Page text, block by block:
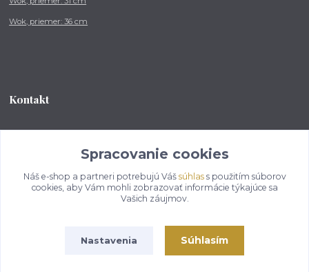
Wok, priemer: 36 cm
Kontakt
od 8:00 - do 16:00 hod
info@kotlikovesupravy.sk
Spracovanie cookies
Náš e-shop a partneri potrebujú Váš súhlass použitím súborov
cookies, aby Vám mohli zobrazovať informácie týkajúce sa
Vašich záujmov.
Nastavenia Súhlasím